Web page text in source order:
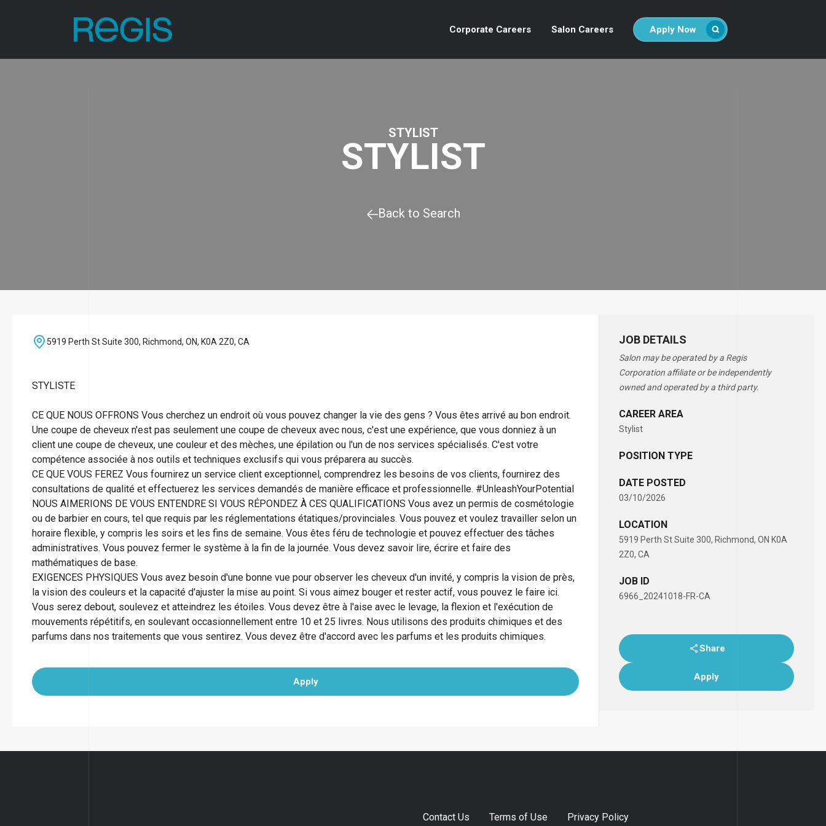
Corporate Careers Salon Careers Apply Now
STYLIST
STYLIST
Back to Search
JOB DETAILS
Salon may be operated by a Regis
Corporation affiliate or be independently
owned and operated by a third party.
CAREER AREA
Stylist
POSITION TYPE
DATE POSTED
03/10/2026
LOCATION
5919 Perth St Suite 300, Richmond, ON K0A
2Z0, CA
JOB ID
6966_20241018-FR-CA
Share
Apply
5919 Perth St Suite 300, Richmond, ON, K0A 2Z0, CA
STYLISTE
CE QUE NOUS OFFRONS Vous cherchez un endroit où vous pouvez changer la vie des gens ? Vous êtes arrivé au bon endroit.
Une coupe de cheveux n'est pas seulement une coupe de cheveux avec nous, c'est une expérience, que vous donniez à un
client une coupe de cheveux, une couleur et des mèches, une épilation ou l'un de nos services spécialisés. C'est votre
compétence associée à nos outils et techniques exclusifs qui vous préparera au succès.
CE QUE VOUS FEREZ Vous fournirez un service client exceptionnel, comprendrez les besoins de vos clients, fournirez des
consultations de qualité et effectuerez les services demandés de manière efficace et professionnelle. #UnleashYourPotential
NOUS AIMERIONS DE VOUS ENTENDRE SI VOUS RÉPONDEZ À CES QUALIFICATIONS Vous avez un permis de cosmétologie
ou de barbier en cours, tel que requis par les réglementations étatiques/provinciales. Vous pouvez et voulez travailler selon un
horaire flexible, y compris les soirs et les fins de semaine. Vous êtes féru de technologie et pouvez effectuer des tâches
administratives. Vous pouvez fermer le système à la fin de la journée. Vous devez savoir lire, écrire et faire des
mathématiques de base.
EXIGENCES PHYSIQUES Vous avez besoin d'une bonne vue pour observer les cheveux d'un invité, y compris la vision de près,
la vision des couleurs et la capacité d'ajuster la mise au point. Si vous aimez bouger et rester actif, vous pouvez le faire ici.
Vous serez debout, soulevez et atteindrez les étoiles. Vous devez être à l'aise avec le levage, la flexion et l'exécution de
mouvements répétitifs, en soulevant occasionnellement entre 10 et 25 livres. Nous utilisons des produits chimiques et des
parfums dans nos traitements que vous sentirez. Vous devez être d'accord avec les parfums et les produits chimiques.
Apply
Contact Us Terms of Use Privacy Policy